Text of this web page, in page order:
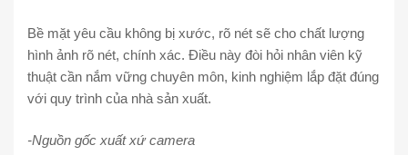
Bề mặt yêu cầu không bị xước, rõ nét sẽ cho chất lượng
hình ảnh rõ nét, chính xác. Điều này đòi hỏi nhân viên kỹ
thuật cần nắm vững chuyên môn, kinh nghiệm lắp đặt đúng
với quy trình của nhà sản xuất.
-Nguồn gốc xuất xứ camera